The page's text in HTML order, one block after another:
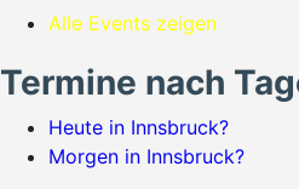
Alle Events zeigen
Termine nach
Heute in Innsbruck?
Morgen in Innsbruck?